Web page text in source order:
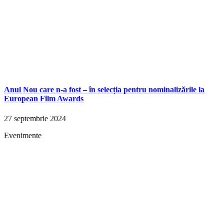
Anul Nou care n-a fost – în selecția pentru nominalizările la
European Film Awards
27 septembrie 2024
Evenimente